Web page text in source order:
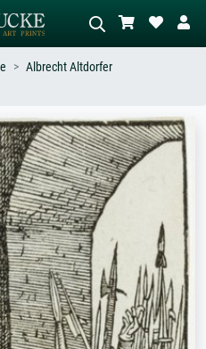
Décrivez la scène – ex. prairie verte,
abstrait avec beaucoup de rouge,
tableau sombre, nu debout près d'un
arbre.
Albrecht Altdorfer